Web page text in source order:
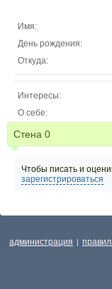
Имя:
День рождения:
Откуда:
Интересы:
О себе:
Стена 0
Чтобы писать и
зарегистрироваться
администрация |